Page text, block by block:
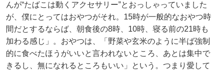
んが“たばこは動くアクセサリー”とおっしゃっていました
が、僕にとってはおやつがそれ。15時が一般的なおやつ時
間だとするならば、朝食後の8時、10時、寝る前の21時も
加わる感じ」。おやつは、「野菜や玄米のように半ば強制
的に食べたほうがいいと言われないところ、あとは集中で
きるし、無になれるところもいい」という。つまり愛して